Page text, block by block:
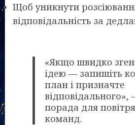
Щоб уникнути
відповідальність за
«Якщо швидко
ідею — запишіть
план і призначте
відповідального»,
порада для
команд.